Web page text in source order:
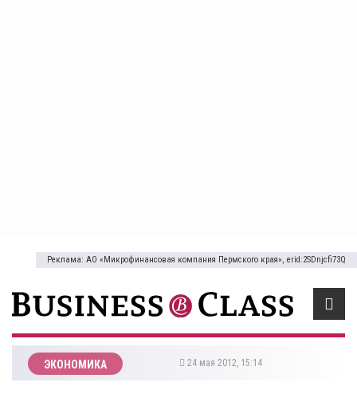
Реклама: АО «Микрофинансовая компания Пермского края», erid:2SDnjcfi73Q
ЭКОНОМИКА 24 мая 2012, 15:14